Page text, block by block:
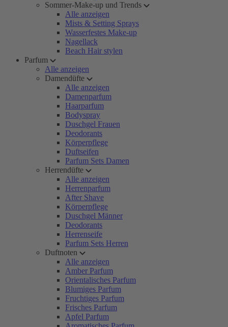
Sommer-Make-up und Trends
Alle anzeigen
Mists & Setting Sprays
Wasserfestes Make-up
Nagellack
Beach Hair stylen
Parfum
Alle anzeigen
Damendüfte
Alle anzeigen
Damenparfum
Haarparfum
Bodyspray
Duschgel Frauen
Deodorants
Körperpflege
Duftseifen
Parfum Sets Damen
Herrendüfte
Alle anzeigen
Herrenparfum
After Shave
Körperpflege
Duschgel Männer
Deodorants
Herrenseife
Parfum Sets Herren
Duftnoten
Alle anzeigen
Amber Parfum
Orientalisches Parfum
Blumiges Parfum
Fruchtiges Parfum
Frisches Parfum
Apfel Parfum